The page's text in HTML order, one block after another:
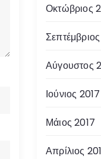
Οκτώβριος
Αύγουστος
Ιούνιος 2017
Μάιος 2017
Απρίλιος